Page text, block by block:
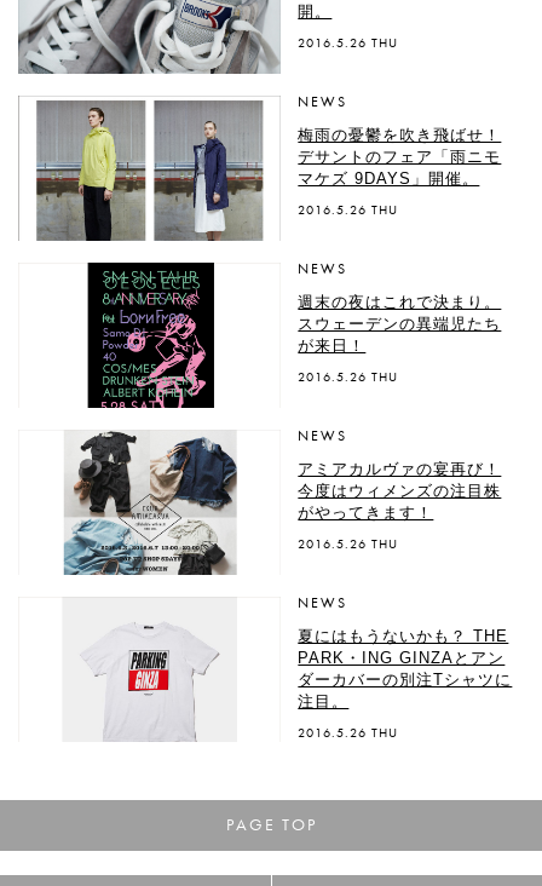
開。
2016.5.26 THU
NEWS
梅雨の憂鬱を吹き飛ばせ！
デサントのフェア「雨ニモ
マケズ 9DAYS」開催。
2016.5.26 THU
NEWS
週末の夜はこれで決まり。
スウェーデンの異端児たち
が来日！
2016.5.26 THU
NEWS
アミアカルヴァの宴再び！
今度はウィメンズの注目株
がやってきます！
2016.5.26 THU
NEWS
夏にはもうないかも？ THE
PARK・ING GINZAとアン
ダーカバーの別注Tシャツに
注目。
2016.5.26 THU
PAGE TOP